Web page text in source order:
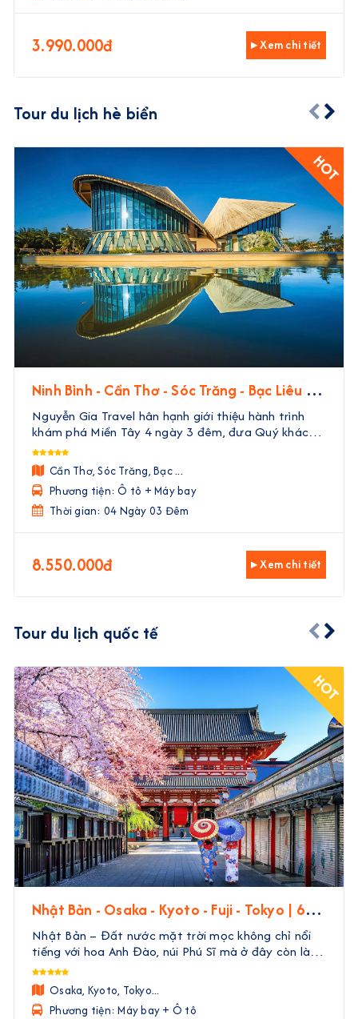
3.990.000đ ▸ Xem chi tiết
Tour du lịch hè biển
HOT
Ninh Bình - Cần Thơ - Sóc Trăng - Bạc Liêu -
Cà Mau | 4 Ngày 3 Đêm
Nguyễn Gia Travel hân hạnh giới thiệu hành trình
khám phá Miền Tây 4 ngày 3 đêm, đưa Quý khách
đến với vẻ đẹp trù phú, văn hóa độc đáo và ẩm thực
phong phú của vùng đất phương Nam. Với sự kết
hợp hoà ...
Cần Thơ, Sóc Trăng, Bạc ...
Phương tiện: Ô tô + Máy bay
Thời gian: 04 Ngày 03 Đêm
8.550.000đ ▸ Xem chi tiết
Tour du lịch quốc tế
HOT
Nhật Bản - Osaka - Kyoto - Fuji - Tokyo | 6
Ngày 5 Đêm
Nhật Bản – Đất nước mặt trời mọc không chỉ nổi
tiếng với hoa Anh Đào, núi Phú Sĩ mà ở đây còn là
một nền văn hóa đặc sắc, đa dạng có lịch sử hàng
ngàn năm. Con người Nhật bản nổi tiếng với tinh
thần ...
Osaka, Kyoto, Tokyo...
Phương tiện: Máy bay + Ô tô